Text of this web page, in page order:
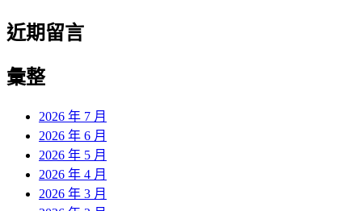
近期留言
彙整
2026 年 7 月
2026 年 6 月
2026 年 5 月
2026 年 4 月
2026 年 3 月